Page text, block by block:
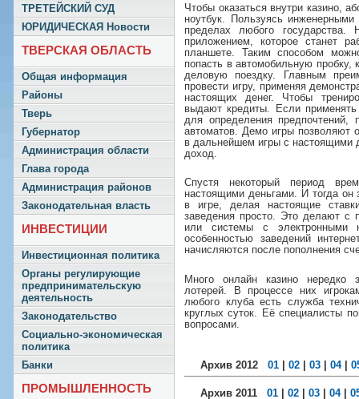
ТРЕТЕЙСКИЙ СУД
ЮРИДИЧЕСКАЯ Новости
ТВЕРСКАЯ ОБЛАСТЬ
Общая информация
Районы
Тверь
Губернатор
Администрация области
Глава города
Администрация районов
Законодательная власть
ИНВЕСТИЦИИ
Инвестиционная политика
Органы регулирующие
предпринимательскую
деятельность
Законодательство
Социально-экономическая
политика
Банки
ПРОМЫШЛЕННОСТЬ
Чтобы оказаться внутри казино,
ноутбук. Пользуясь
пределах любого государства.
приложением, которое станет
планшете. Таким способом
попасть в автомобильную пробку,
деловую поездку. Главным
провести игру, применяя
настоящих денег. Чтобы
выдают кредиты. Если
для определения предпочтений,
автоматов. Демо игры позволяют
в дальнейшем игры с настоящими
доход.
Спустя некоторый период
настоящими деньгами. И тогда
в игре, делая настоящие
заведения просто. Это делают с
или системы с электронными
особенностью заведений
начисляются после пополнения
Много онлайн казино нередко
лотерей. В процессе них
любого клуба есть служба
круглых суток. Её специалисты
вопросами.
Архив 2012 01 02 03 04|
Архив 2011 01 02 03 04|